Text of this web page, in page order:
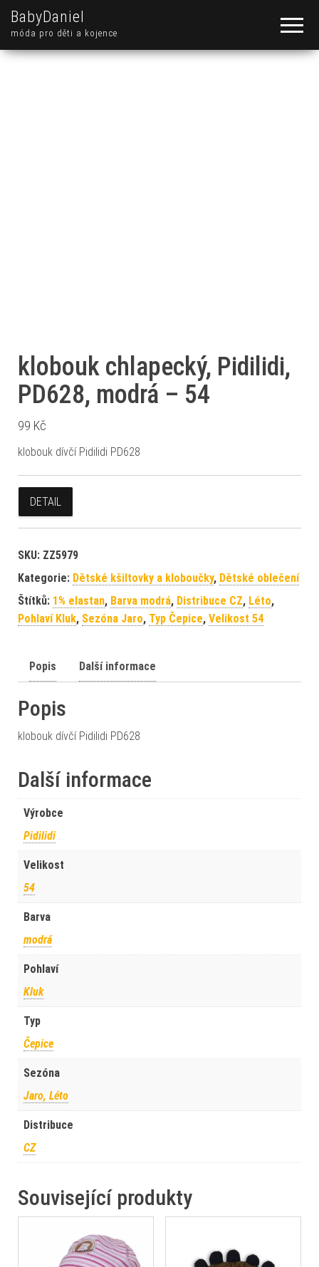
BabyDaniel
móda pro děti a kojence
klobouk chlapecký, Pidilidi,
PD628, modrá – 54
99 Kč
klobouk dívčí Pidilidi PD628
DETAIL
SKU: ZZ5979
Kategorie: Dětské kšiltovky a kloboučky, Dětské oblečení
Štítků: 1% elastan, Barva modrá, Distribuce CZ, Léto,
Pohlaví Kluk, Sezóna Jaro, Typ Čepice, Velikost 54
Popis Další informace
Popis
klobouk dívčí Pidilidi PD628
Další informace
Výrobce
Pidilidi
Velikost
54
Barva
modrá
Pohlaví
Kluk
Typ
Čepice
Sezóna
Jaro, Léto
Distribuce
CZ
Související produkty